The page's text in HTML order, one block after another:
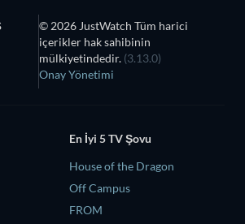
© 2026 JustWatch Tüm harici
içerikler hak sahibinin
mülkiyetindedir. (3.13.0)
Onay Yönetimi
En İyi 5 TV Şovu
House of the Dragon
Off Campus
FROM